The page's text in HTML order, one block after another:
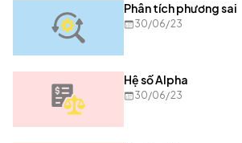
Phân tích phương sai
30/06/23
Hệ số Alpha
30/06/23